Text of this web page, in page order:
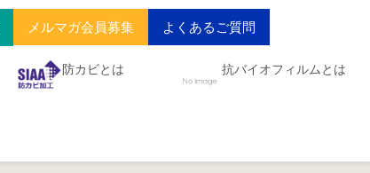
メルマガ会員募集 よくあるご質問
防カビとは 抗バイオフィルムとは